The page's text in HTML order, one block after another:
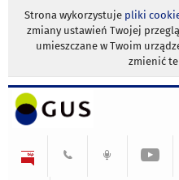
Strona wykorzystuje pliki
zmiany ustawień Twojej
umieszczane w Twoim
zmienić